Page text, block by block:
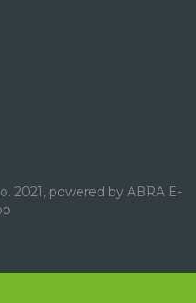
2021, powered by ABRA E-